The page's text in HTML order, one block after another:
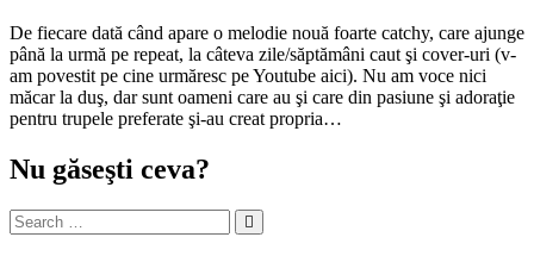
De fiecare dată când apare o melodie nouă foarte catchy, care ajunge
până la urmă pe repeat, la câteva zile/săptămâni caut şi cover-uri (v-
am povestit pe cine urmăresc pe Youtube aici). Nu am voce nici
măcar la duş, dar sunt oameni care au şi care din pasiune şi adoraţie
pentru trupele preferate şi-au creat propria…
Nu găseşti ceva?